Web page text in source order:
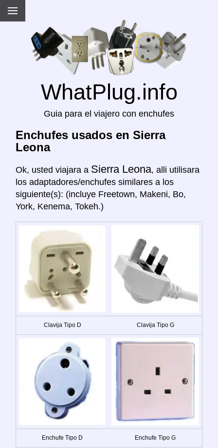
WhatPlug.info
Guia para el viajero con enchufes
Enchufes usados en Sierra
Leona
Ok, usted viajara a Sierra Leona, alli utilisara
los adaptadores/enchufes similares a los
siguiente(s): (incluye Freetown, Makeni, Bo,
York, Kenema, Tokeh.)
Clavija Tipo D Clavija Tipo G
Enchufe Tipo D Enchufe Tipo G